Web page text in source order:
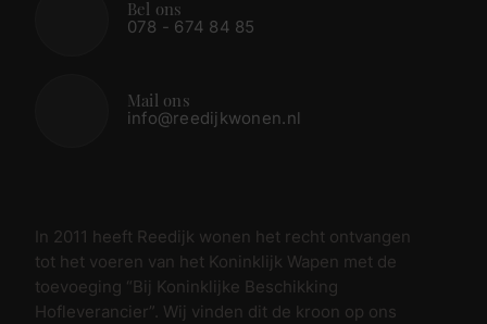
Bel ons
078 - 674 84 85
Mail ons
info@reedijkwonen.nl
In 2011 heeft Reedijk wonen het recht ontvangen
tot het voeren van het Koninklijk Wapen met de
toevoeging “Bij Koninklijke Beschikking
Hofleverancier”. Wij vinden dit de kroon op ons